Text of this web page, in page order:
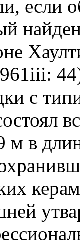
если
с
м в